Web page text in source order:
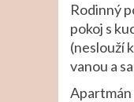
Rodinný
pokoj s
(neslouží
vanou a
Apartmán